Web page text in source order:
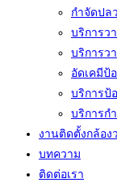
กำจัดปล
บริการว
บริการว
อัดเคมีป้
บริการป้
บริการก
งานติดตั้งกล้อง
บทความ
ติดต่อเรา